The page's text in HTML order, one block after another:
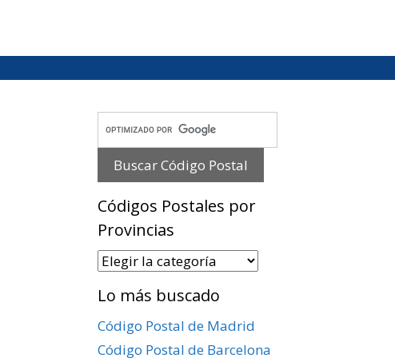
Códigos Postales por
Provincias
Códigos
por
Provincias
Lo más buscado
Código Postal de Madrid
Código Postal de Barcelona